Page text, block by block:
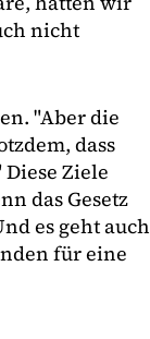
nicht
"Aber die
dass
Ziele
das Gesetz
es geht auch
für eine